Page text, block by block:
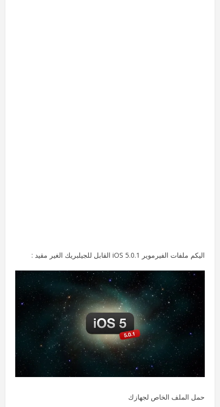
اليكم ملفات الفيرموير iOS 5.0.1 القابل للجيلبريك الغير مقيد :
حمل الملف الخاص لجهازك